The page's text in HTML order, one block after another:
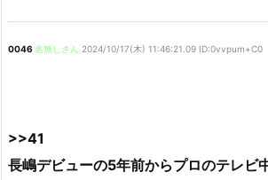
0046 名無しさん 2024/10/17(木) 11:46:21.09 ID:0vvpum+C0
>>41
長嶋デビューの5年前からプロのテレビ